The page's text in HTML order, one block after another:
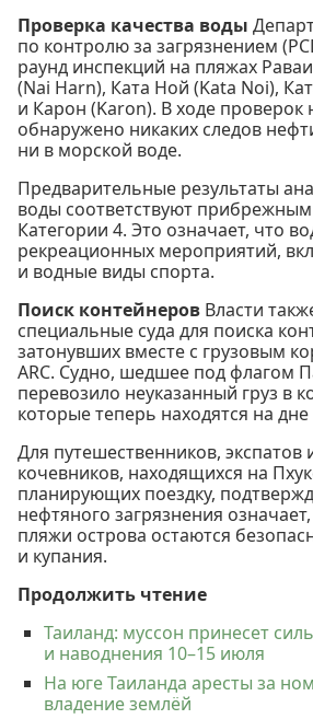
Проверка качества воды
по контролю за загрязнением
раунд инспекций на пляжах
(Nai Harn), Ката Ной (Kata Noi),
и Карон (Karon). В ходе проверок
обнаружено никаких следов
ни в морской воде.
Предварительные результаты
воды соответствуют
Категории 4. Это означает, что
рекреационных мероприятий,
и водные виды спорта.
Поиск контейнеров Власти
специальные суда для поиска
затонувших вместе с грузовым
ARC. Судно, шедшее под флагом
перевозило неуказанный груз в
которые теперь находятся на
Для путешественников,
кочевников, находящихся на
планирующих поездку,
нефтяного загрязнения
пляжи острова остаются
и купания.
Продолжить чтение
Таиланд: муссон принесет
и наводнения 10–15 июля
На юге Таиланда аресты за
владение землёй